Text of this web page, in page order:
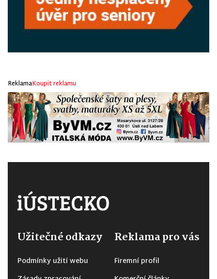
ReklamaKoupit reklamu
Užitečné odkazy
Podmínky užití webu
Reklama pro vás
Firemní profil